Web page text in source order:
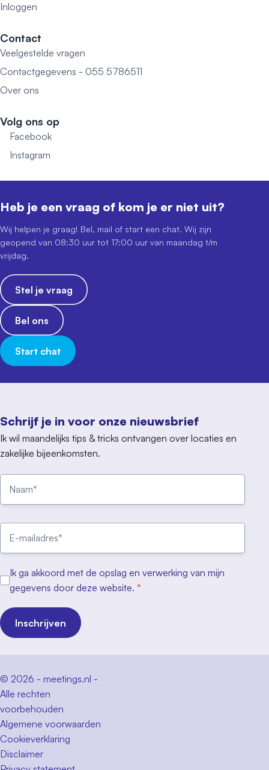
Inloggen
Contact
Veelgestelde vragen
Contactgegevens - 055 5786511
Over ons
Volg ons op
Facebook
Instagram
Schrijf je in voor onze nieuwsbrief
Ik wil maandelijks tips & tricks ontvangen over locaties en
zakelijke bijeenkomsten.
Ik ga akkoord met de opslag en verwerking van mijn
gegevens door deze website. *
Inschrijven
Heb je een vraag of kom je er niet uit?
Wij helpen je graag! Bel, mail of start een chat. Wij zijn
geopend van 08:30 uur tot 17:00 uur van maandag t/m
vrijdag.
Stel je vraag
Bel ons
Start chat
© 2026 - meetings.nl -
Alle rechten
voorbehouden
Algemene voorwaarden
Cookieverklaring
Disclaimer